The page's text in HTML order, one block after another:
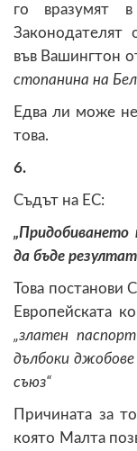
го вразумят
Законодателят
във Вашингтон
стопанина на
Едва ли може
това.
6.
Съдът на ЕС:
да бъде
Това постанови
Европейската
„златен
дълбоки
съюз“
Причината за
която Малта